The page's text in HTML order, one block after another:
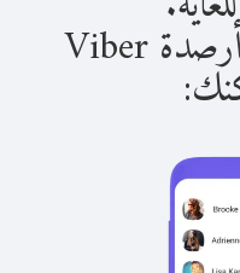
بمجرد حصولك على أرصدة Viber